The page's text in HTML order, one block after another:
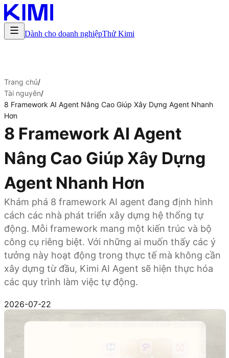
Dành cho doanh nghiệpThử Kimi
Trang chủ/
Tài nguyên/
8 Framework AI Agent Nâng Cao Giúp Xây Dựng Agent Nhanh
Hơn
8 Framework AI Agent
Nâng Cao Giúp Xây Dựng
Agent Nhanh Hơn
Khám phá 8 framework AI agent đang định hình
cách các nhà phát triển xây dựng hệ thống tự
động. Mỗi framework mang một kiến trúc và bộ
công cụ riêng biệt. Với những ai muốn thấy các ý
tưởng này hoạt động trong thực tế mà không cần
xây dựng từ đầu, Kimi AI Agent sẽ hiện thực hóa
các quy trình làm việc tự động.
2026-07-22